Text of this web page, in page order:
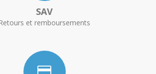
SAV
Retours et remboursements